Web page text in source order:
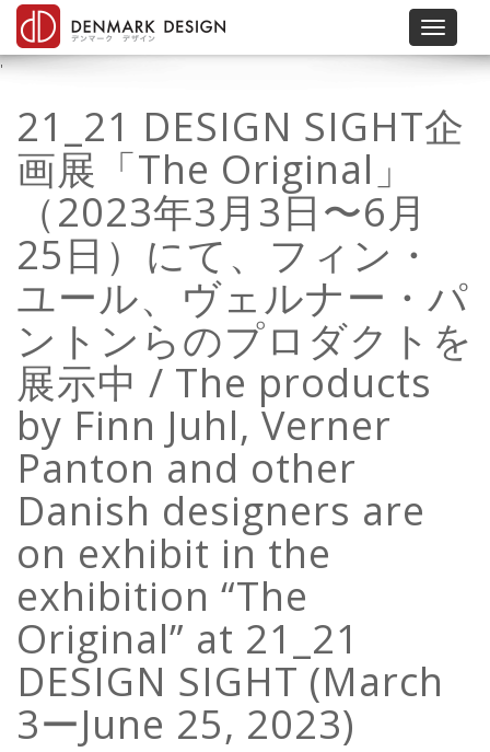
Toggle
'
21_21 DESIGN SIGHT企
画展「The Original」
（2023年3月3日〜6月
25日）にて、フィン・
ユール、ヴェルナー・パ
ントンらのプロダクトを
展示中 / The products
by Finn Juhl, Verner
Panton and other
Danish designers are
on exhibit in the
exhibition “The
Original” at 21_21
DESIGN SIGHT (March
3ーJune 25, 2023)